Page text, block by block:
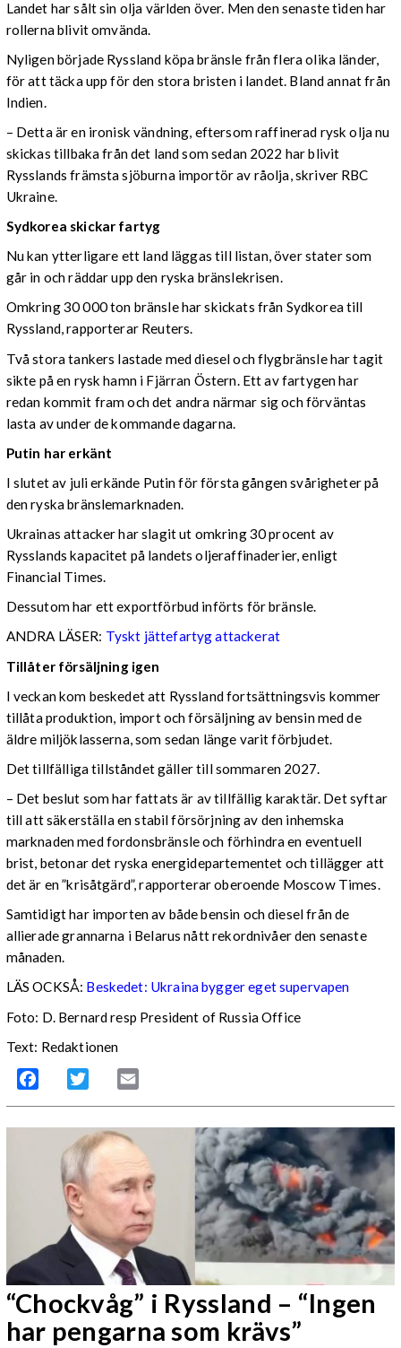
Landet har sålt sin olja världen över. Men den senaste tiden har
rollerna blivit omvända.
Nyligen började Ryssland köpa bränsle från flera olika länder,
för att täcka upp för den stora bristen i landet. Bland annat från
Indien.
– Detta är en ironisk vändning, eftersom raffinerad rysk olja nu
skickas tillbaka från det land som sedan 2022 har blivit
Rysslands främsta sjöburna importör av råolja, skriver RBC
Ukraine.
Sydkorea skickar fartyg
Nu kan ytterligare ett land läggas till listan, över stater som
går in och räddar upp den ryska bränslekrisen.
Omkring 30 000 ton bränsle har skickats från Sydkorea till
Ryssland, rapporterar Reuters.
Två stora tankers lastade med diesel och flygbränsle har tagit
sikte på en rysk hamn i Fjärran Östern. Ett av fartygen har
redan kommit fram och det andra närmar sig och förväntas
lasta av under de kommande dagarna.
Putin har erkänt
I slutet av juli erkände Putin för första gången svårigheter på
den ryska bränslemarknaden.
Ukrainas attacker har slagit ut omkring 30 procent av
Rysslands kapacitet på landets oljeraffinaderier, enligt
Financial Times.
Dessutom har ett exportförbud införts för bränsle.
ANDRA LÄSER: Tyskt jättefartyg attackerat
Tillåter försäljning igen
I veckan kom beskedet att Ryssland fortsättningsvis kommer
tillåta produktion, import och försäljning av bensin med de
äldre miljöklasserna, som sedan länge varit förbjudet.
Det tillfälliga tillståndet gäller till sommaren 2027.
– Det beslut som har fattats är av tillfällig karaktär. Det syftar
till att säkerställa en stabil försörjning av den inhemska
marknaden med fordonsbränsle och förhindra en eventuell
brist, betonar det ryska energidepartementet och tillägger att
det är en ”krisåtgärd”, rapporterar oberoende Moscow Times.
Samtidigt har importen av både bensin och diesel från de
allierade grannarna i Belarus nått rekordnivåer den senaste
månaden.
LÄS OCKSÅ: Beskedet: Ukraina bygger eget supervapen
Foto: D. Bernard resp President of Russia Office
Text: Redaktionen
Facebook Twitter
“Chockvåg” i Ryssland – “Ingen
har pengarna som krävs”